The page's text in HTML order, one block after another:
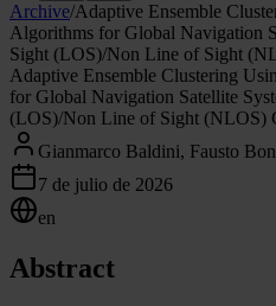
Archive/Adaptive Ensemble
Algorithms for Global Navigation
Sight (LOS)/Non Line of Sight
Adaptive Ensemble Clustering
for Global Navigation Satellite
(LOS)/Non Line of Sight (NLOS)
Gianmarco Baldini, Fausto
7 de julio de 2026
en
Abstract